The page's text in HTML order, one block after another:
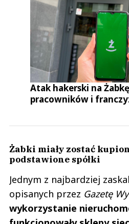
Atak hakerski na
pracowników i
Żabki miały zostać
podstawione spółki
Jednym z najbardziej
opisanych przez Gazetę
wykorzystanie